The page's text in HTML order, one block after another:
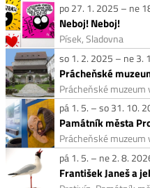
po 27. 1. 2025 – ne
Neboj! Neboj!
Písek, Sladovna
so 1. 2. 2025 – ne 3.
Prácheňské
Prácheňské muzeum
pá 1. 5. – so 31. 10.
Památník města
Prácheňské muzeum
pá 1. 5. – ne 2. 8.
František Janeš a